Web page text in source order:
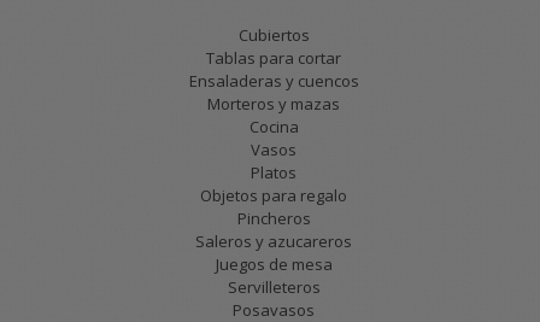
Cubiertos
Tablas para cortar
Ensaladeras y cuencos
Morteros y mazas
Cocina
Vasos
Platos
Objetos para regalo
Pincheros
Saleros y azucareros
Juegos de mesa
Servilleteros
Posavasos